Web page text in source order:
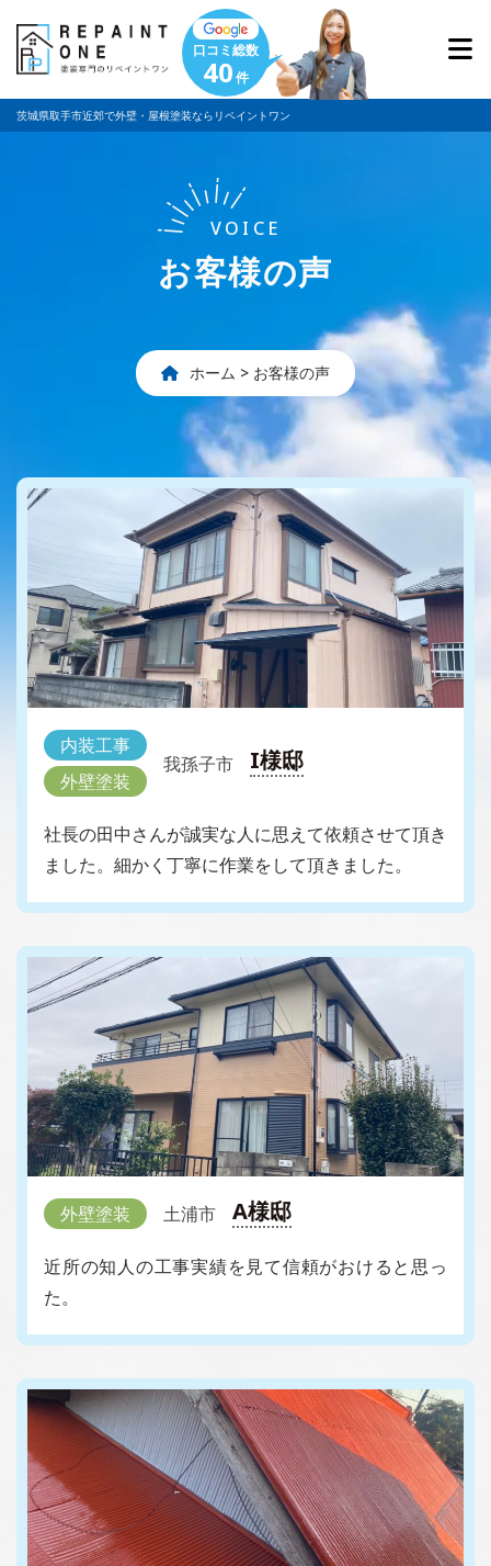
口コミ総数
40 件
茨城県取手市近郊で外壁・屋根塗装ならリペイントワン
VOICE
お客様の声
ホーム > お客様の声
内装工事
外壁塗装
我孫子市 I様邸
社長の田中さんが誠実な人に思えて依頼させて頂き
ました。細かく丁寧に作業をして頂きました。
外壁塗装 土浦市 A様邸
近所の知人の工事実績を見て信頼がおけると思っ
た。